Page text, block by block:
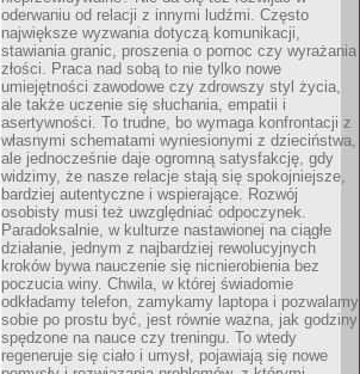
oderwaniu od relacji z innymi ludźmi. Często
największe wyzwania dotyczą komunikacji,
stawiania granic, proszenia o pomoc czy wyrażania
złości. Praca nad sobą to nie tylko nowe
umiejętności zawodowe czy zdrowszy styl życia,
ale także uczenie się słuchania, empatii i
asertywności. To trudne, bo wymaga konfrontacji z
własnymi schematami wyniesionymi z dzieciństwa,
ale jednocześnie daje ogromną satysfakcję, gdy
widzimy, że nasze relacje stają się spokojniejsze,
bardziej autentyczne i wspierające. Rozwój
osobisty musi też uwzględniać odpoczynek.
Paradoksalnie, w kulturze nastawionej na ciągłe
działanie, jednym z najbardziej rewolucyjnych
kroków bywa nauczenie się nicnierobienia bez
poczucia winy. Chwila, w której świadomie
odkładamy telefon, zamykamy laptopa i pozwalamy
sobie po prostu być, jest równie ważna, jak godziny
spędzone na nauce czy treningu. To wtedy
regeneruje się ciało i umysł, pojawiają się nowe